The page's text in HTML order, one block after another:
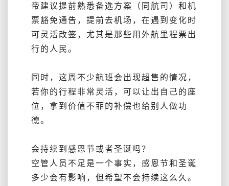
帝建议提前熟悉备选方案（同航司）和机
票豁免通告，提前去机场，在遇到变化时
可灵活改签，尤其是那些用外航里程票出
行的人民。
同时，这周不少航班会出现超售的情况，
若你的行程非常灵活，可以让出自己的座
位，拿到价值不菲的补偿也给别人做功
德。
会持续到感恩节或者圣诞吗？
空管人员不足是一个事实，感恩节和圣诞
多少会有影响，但希望不会持续这么久。